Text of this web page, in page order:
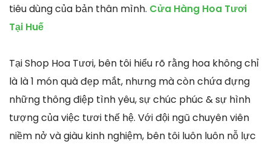
tiêu dùng của bản thân mình. Cửa Hàng Hoa Tươi
Tại Huế
Tại Shop Hoa Tươi, bên tôi hiểu rõ rằng hoa không chỉ
là là 1 món quà đẹp mắt, nhưng mà còn chứa đựng
những thông điệp tình yêu, sự chúc phúc & sự hình
tượng của việc tươi thế hệ. Với đội ngũ chuyên viên
niềm nở và giàu kinh nghiệm, bên tôi luôn luôn nỗ lực